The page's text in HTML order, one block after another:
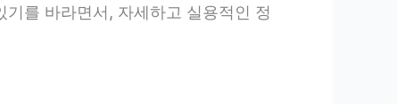
를 바라면서, 자세하고 실용적인 정